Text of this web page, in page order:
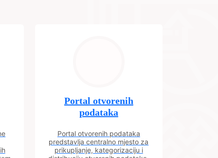
Portal otvorenih
podataka
Portal otvorenih podataka
predstavlja centralno mjesto za
prikupljanje, kategorizaciju i